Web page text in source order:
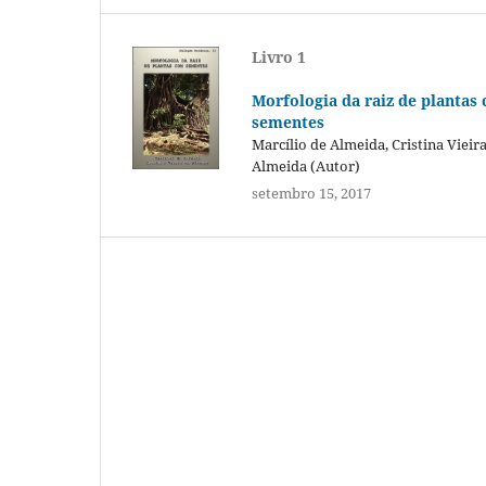
Livro 1
Morfologia da raiz de plantas
sementes
Marcílio de Almeida, Cristina
Almeida (Autor)
setembro 15, 2017